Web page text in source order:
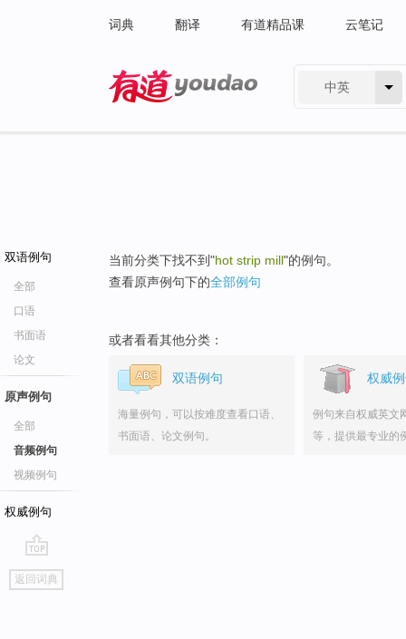
词典 翻译 有道精品课 云笔记
中英
双语例句
全部
口语
书面语
论文
原声例句
全部
音频例句
视频例句
权威例句
go
top
返回词典
当前分类下找不到"hot strip mill"的例句。
查看原声例句下的全部例句
或者看看其他分类：
双语例句
海量例句，可以按难度查看口语、
书面语、论文例句。
权威
例句来自权威英文
等，提供最专业的